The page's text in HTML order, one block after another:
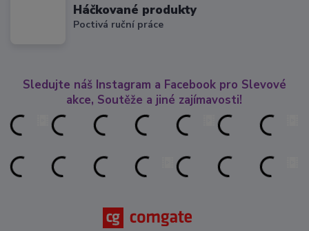
Háčkované produkty
Poctivá ruční práce
Sledujte náš Instagram a Facebook pro Slevové
akce, Soutěže a jiné zajímavosti!